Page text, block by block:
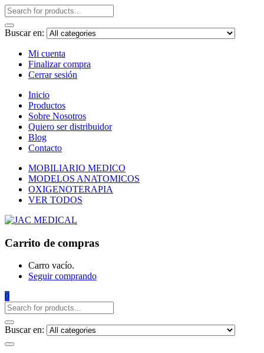
Buscar en:
Mi cuenta
Finalizar compra
Cerrar sesión
Inicio
Productos
Sobre Nosotros
Quiero ser distribuidor
Blog
Contacto
MOBILIARIO MEDICO
MODELOS ANATOMICOS
OXIGENOTERAPIA
VER TODOS
Carrito de compras
Carro vacío.
Seguir comprando
0
Buscar en: